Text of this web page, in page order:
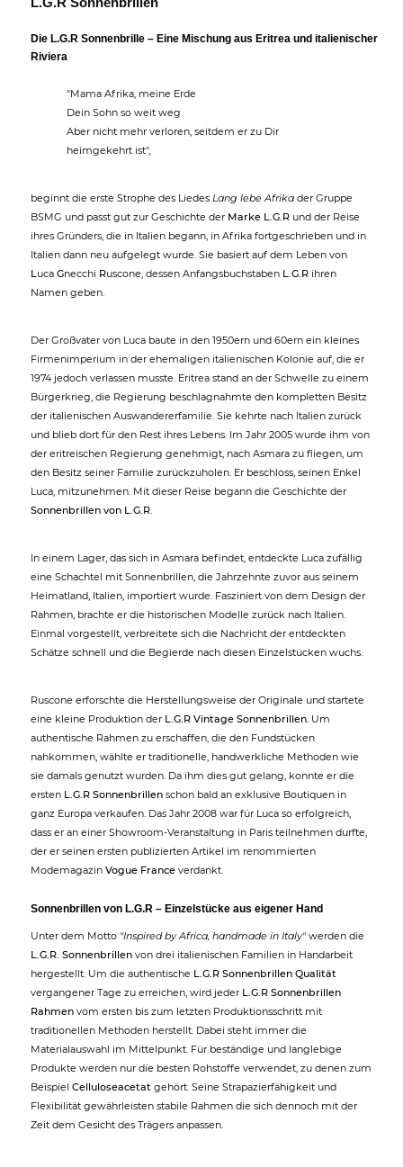
Die L.G.R Sonnenbrille – Eine Mischung aus Eritrea und italienischer
Riviera
"Mama Afrika, meine Erde
Dein Sohn so weit weg
Aber nicht mehr verloren, seitdem er zu Dir
heimgekehrt ist",
beginnt die erste Strophe des Liedes Lang lebe Afrika der Gruppe
BSMG und passt gut zur Geschichte der Marke L.G.R und der Reise
ihres Gründers, die in Italien begann, in Afrika fortgeschrieben und in
Italien dann neu aufgelegt wurde. Sie basiert auf dem Leben von
Luca Gnecchi Ruscone, dessen Anfangsbuchstaben L.G.R ihren
Namen geben.
Der Großvater von Luca baute in den 1950ern und 60ern ein kleines
Firmenimperium in der ehemaligen italienischen Kolonie auf, die er
1974 jedoch verlassen musste. Eritrea stand an der Schwelle zu einem
Bürgerkrieg, die Regierung beschlagnahmte den kompletten Besitz
der italienischen Auswandererfamilie. Sie kehrte nach Italien zurück
und blieb dort für den Rest ihres Lebens. Im Jahr 2005 wurde ihm von
der eritreischen Regierung genehmigt, nach Asmara zu fliegen, um
den Besitz seiner Familie zurückzuholen. Er beschloss, seinen Enkel
Luca, mitzunehmen. Mit dieser Reise begann die Geschichte der
Sonnenbrillen von L.G.R.
In einem Lager, das sich in Asmara befindet, entdeckte Luca zufällig
eine Schachtel mit Sonnenbrillen, die Jahrzehnte zuvor aus seinem
Heimatland, Italien, importiert wurde. Fasziniert von dem Design der
Rahmen, brachte er die historischen Modelle zurück nach Italien.
Einmal vorgestellt, verbreitete sich die Nachricht der entdeckten
Schätze schnell und die Begierde nach diesen Einzelstücken wuchs.
Ruscone erforschte die Herstellungsweise der Originale und startete
eine kleine Produktion der L.G.R Vintage Sonnenbrillen. Um
authentische Rahmen zu erschaffen, die den Fundstücken
nahkommen, wählte er traditionelle, handwerkliche Methoden wie
sie damals genutzt wurden. Da ihm dies gut gelang, konnte er die
ersten L.G.R Sonnenbrillen schon bald an exklusive Boutiquen in
ganz Europa verkaufen. Das Jahr 2008 war für Luca so erfolgreich,
dass er an einer Showroom-Veranstaltung in Paris teilnehmen durfte,
der er seinen ersten publizierten Artikel im renommierten
Modemagazin Vogue France verdankt.
Sonnenbrillen von L.G.R – Einzelstücke aus eigener Hand
Unter dem Motto "Inspired by Africa, handmade in Italy"werden die
L.G.R. Sonnenbrillen von drei italienischen Familien in Handarbeit
hergestellt. Um die authentische L.G.R Sonnenbrillen Qualität
vergangener Tage zu erreichen, wird jeder L.G.R Sonnenbrillen
Rahmen vom ersten bis zum letzten Produktionsschritt mit
traditionellen Methoden herstellt. Dabei steht immer die
Materialauswahl im Mittelpunkt. Für beständige und langlebige
Produkte werden nur die besten Rohstoffe verwendet, zu denen zum
Beispiel Celluloseacetat gehört. Seine Strapazierfähigkeit und
Flexibilität gewährleisten stabile Rahmen die sich dennoch mit der
Zeit dem Gesicht des Trägers anpassen.